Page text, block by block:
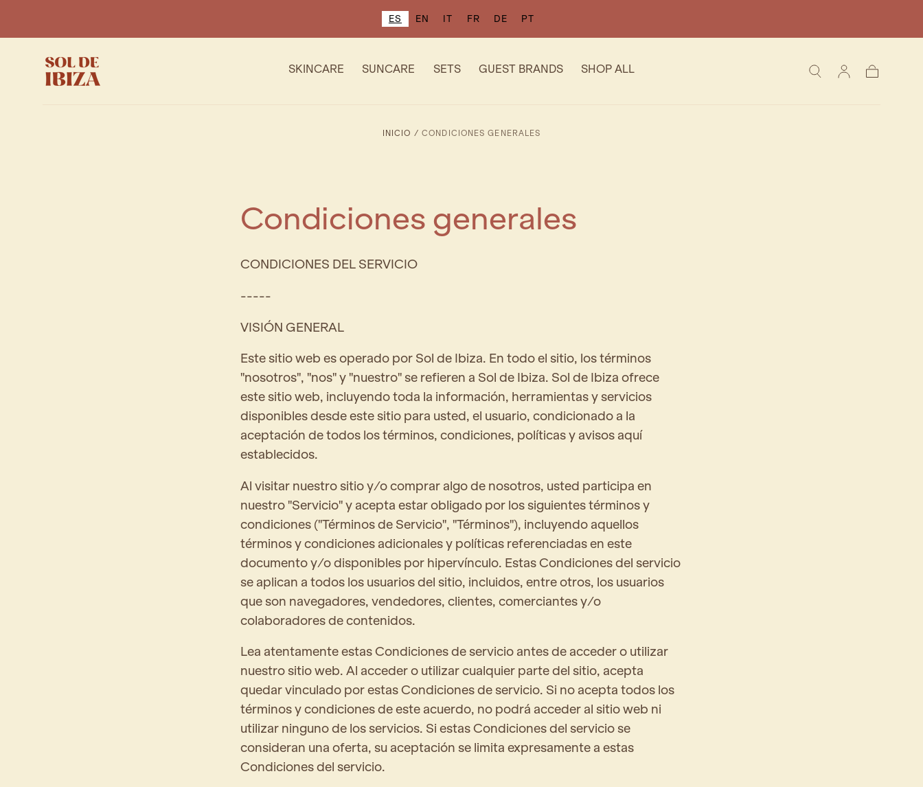
ES EN IT FR DE PT
SKINCARE SUNCARE SETS GUEST BRANDS SHOP ALL
INICIO / CONDICIONES GENERALES
Condiciones generales
CONDICIONES DEL SERVICIO
-----
VISIÓN GENERAL
Este sitio web es operado por Sol de Ibiza. En todo el sitio, los términos
"nosotros", "nos" y "nuestro" se refieren a Sol de Ibiza. Sol de Ibiza ofrece
este sitio web, incluyendo toda la información, herramientas y servicios
disponibles desde este sitio para usted, el usuario, condicionado a la
aceptación de todos los términos, condiciones, políticas y avisos aquí
establecidos.
Al visitar nuestro sitio y/o comprar algo de nosotros, usted participa en
nuestro "Servicio" y acepta estar obligado por los siguientes términos y
condiciones ("Términos de Servicio", "Términos"), incluyendo aquellos
términos y condiciones adicionales y políticas referenciadas en este
documento y/o disponibles por hipervínculo. Estas Condiciones del servicio
se aplican a todos los usuarios del sitio, incluidos, entre otros, los usuarios
que son navegadores, vendedores, clientes, comerciantes y/o
colaboradores de contenidos.
Lea atentamente estas Condiciones de servicio antes de acceder o utilizar
nuestro sitio web. Al acceder o utilizar cualquier parte del sitio, acepta
quedar vinculado por estas Condiciones de servicio. Si no acepta todos los
términos y condiciones de este acuerdo, no podrá acceder al sitio web ni
utilizar ninguno de los servicios. Si estas Condiciones del servicio se
consideran una oferta, su aceptación se limita expresamente a estas
Condiciones del servicio.